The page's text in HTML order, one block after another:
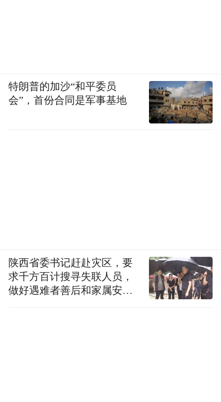
特朗普的加沙“和平委员
会”，首份合同是军事基地
陕西省委书记赶赴灾区，要
求千方百计搜寻失联人员，
做好遇难者善后和家属安抚